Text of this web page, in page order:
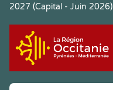
2027 (Capital - Juin 2026)